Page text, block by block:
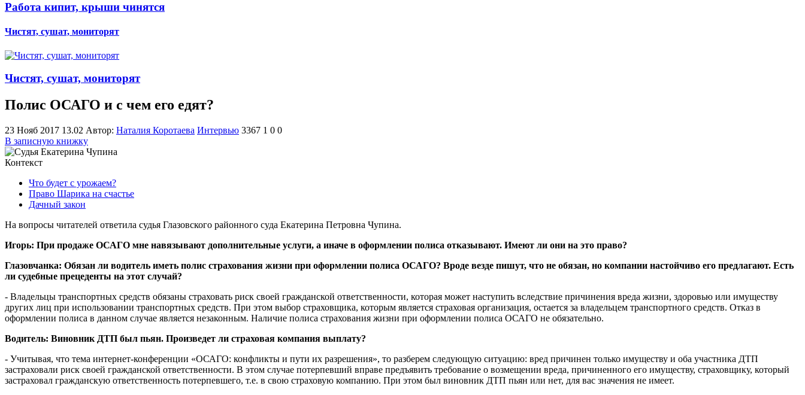
Работа кипит, крыши чинятся
Чистят, сушат, мониторят
Чистят, сушат, мониторят
Полис ОСАГО и с чем его едят?
23 Нояб 2017 13.02 Автор: Наталия Коротаева Интервью 3367 1 0 0
В записную книжку
Контекст
Что будет с урожаем?
Право Шарика на счастье
Дачный закон
На вопросы читателей ответила судья Глазовского районного суда Екатерина Петровна Чупина.
Игорь: При продаже ОСАГО мне навязывают дополнительные услуги, а иначе в оформлении полиса отказывают. Имеют ли они на это право?
Глазовчанка: Обязан ли водитель иметь полис страхования жизни при оформлении полиса ОСАГО? Вроде везде пишут, что не обязан, но компании настойчиво его предлагают. Есть
ли судебные прецеденты на этот случай?
- Владельцы транспортных средств обязаны страховать риск своей гражданской ответственности, которая может наступить вследствие причинения вреда жизни, здоровью или имуществу
других лиц при использовании транспортных средств. При этом выбор страховщика, которым является страховая организация, остается за владельцем транспортного средств. Отказ в
оформлении полиса в данном случае является незаконным. Наличие полиса страхования жизни при оформлении полиса ОСАГО не обязательно.
Водитель: Виновник ДТП был пьян. Произведет ли страховая компания выплату?
- Учитывая, что тема интернет-конференции «ОСАГО: конфликты и пути их разрешения», то разберем следующую ситуацию: вред причинен только имуществу и оба участника ДТП
застраховали риск своей гражданской ответственности. В этом случае потерпевший вправе предъявить требование о возмещении вреда, причиненного его имуществу, страховщику, который
застраховал гражданскую ответственность потерпевшего, т.е. в свою страховую компанию. При этом был виновник ДТП пьян или нет, для вас значения не имеет.